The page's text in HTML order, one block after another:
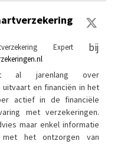
Expertbij
al jarenlang over
en financiën in het
actief in de financiële
met verzekeringen.
maar enkel informatie
het ontzorgen van